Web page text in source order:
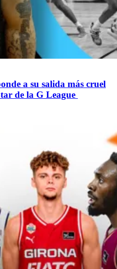
a su salida más cruel
de la G League